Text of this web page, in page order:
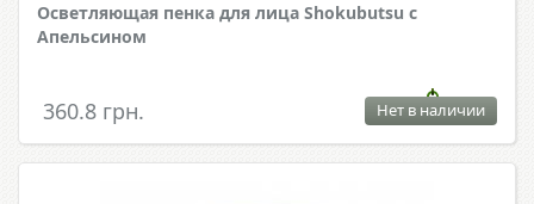
Осветляющая пенка для лица Shokubutsu с
Апельсином
360.8 грн. Нет в наличии